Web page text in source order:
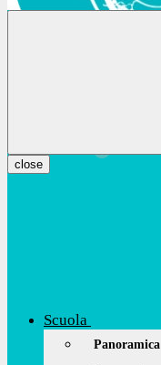
close
Scuola
Panoramica